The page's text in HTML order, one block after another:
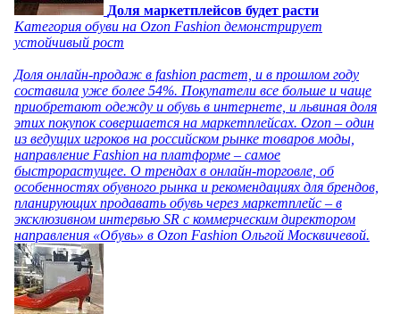
Доля маркетплейсов будет расти
Категория обуви на Ozon Fashion демонстрирует
устойчивый рост
Доля онлайн-продаж в fashion растет, и в прошлом году
составила уже более 54%. Покупатели все больше и чаще
приобретают одежду и обувь в интернете, и львиная доля
этих покупок совершается на маркетплейсах. Ozon – один
из ведущих игроков на российском рынке товаров моды,
направление Fashion на платформе – самое
быстрорастущее. О трендах в онлайн-торговле, об
особенностях обувного рынка и рекомендациях для брендов,
планирующих продавать обувь через маркетплейс – в
эксклюзивном интервью SR с коммерческим директором
направления «Обувь» в Ozon Fashion Ольгой Москвичевой.